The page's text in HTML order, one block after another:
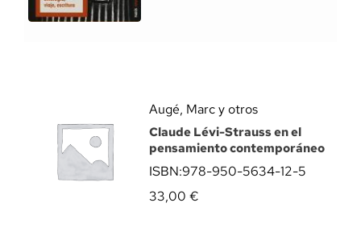
Augé, Marc y otros
Claude Lévi-Strauss en el
pensamiento contemporáneo
ISBN:978-950-5634-12-5
33,00 €